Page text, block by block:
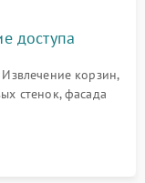
доступа
корзин,
стенок, фасада
помпе.